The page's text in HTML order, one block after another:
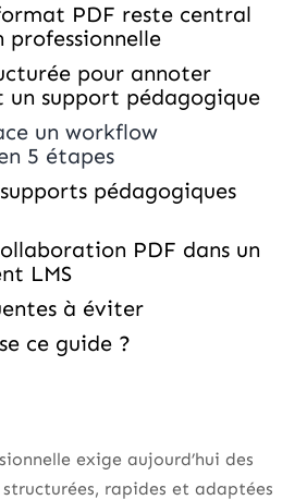
PDF reste central
pour annoter
un support pédagogique
un workflow
5 étapes
pédagogiques
PDF dans un
LMS
à éviter
ce guide ?
exige aujourd’hui des
rapides et adaptées